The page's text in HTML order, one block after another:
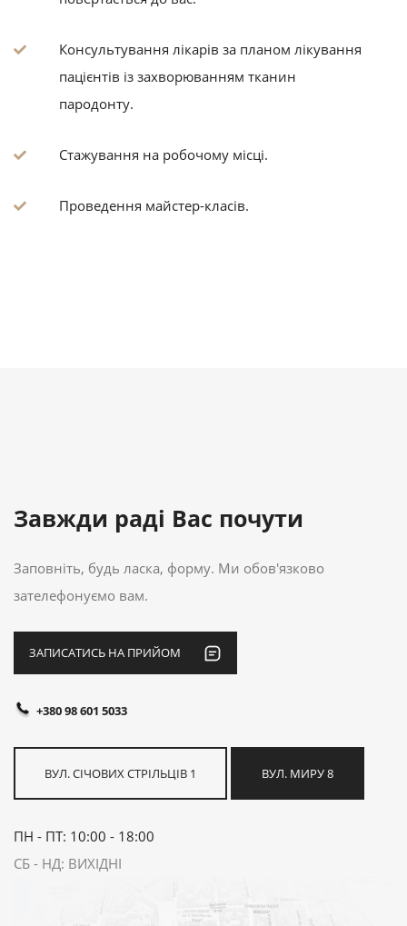
Консультування лікарів за планом лікування
пацієнтів із захворюванням тканин
пародонту.
Стажування на робочому місці.
Проведення майстер-класів.
Завжди раді Вас почути
Заповніть, будь ласка, форму. Ми обов'язково
зателефонуємо вам.
ЗАПИСАТИСЬ НА ПРИЙОМ
+380 98 601 5033
ВУЛ. СІЧОВИХ СТРІЛЬЦІВ 1 ВУЛ. МИРУ 8
ПН - ПТ: 10:00 - 18:00
СБ - НД: ВИХІДНІ